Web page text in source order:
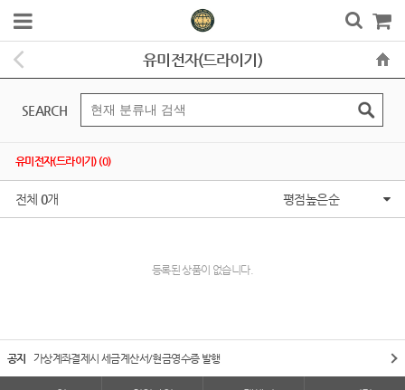
유미전자(드라이기)
SEARCH
유미전자(드라이기) (0)
전체 0개 평점높은순
등록된 상품이 없습니다.
공지 가상계좌결제시 세금계산서/현금영수증 발행